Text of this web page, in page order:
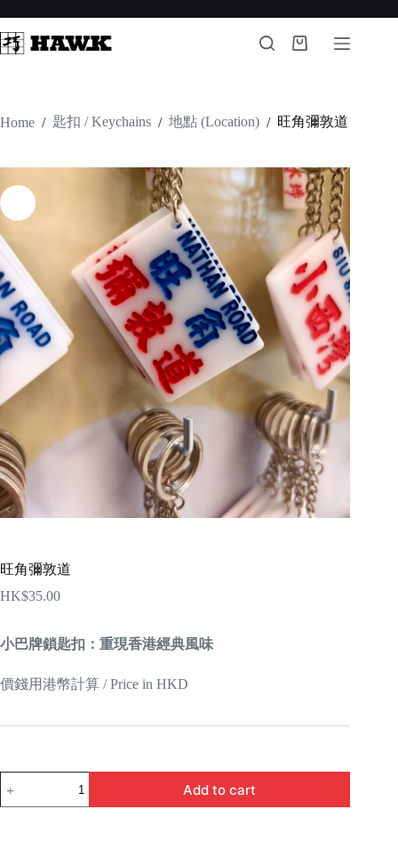
to
content
Shopping
Home / 匙扣 / Keychains / 地點 (Location) / 旺角彌敦道
旺角彌敦道
HK$35.00
小巴牌鎖匙扣：重現香港經典風味
價錢用港幣計算 / Price in HKD
角
Add to cart